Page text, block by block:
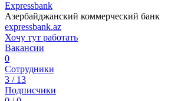
Expressbank
Азербайджанский коммерческий банк
expressbank.az
Хочу тут работать
Вакансии
0
Сотрудники
3 / 13
Подписчики